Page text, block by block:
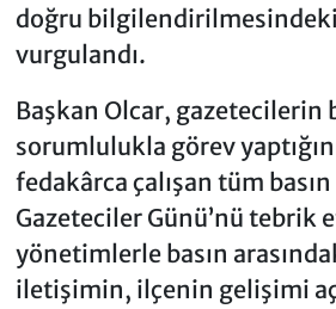
doğru
vurgulandı.
Başkan Olcar, gazetecilerin
sorumlulukla görev
fedakârca çalışan tüm
Gazeteciler Günü’nü tebrik
yönetimlerle basın
iletişimin, ilçenin gelişimi